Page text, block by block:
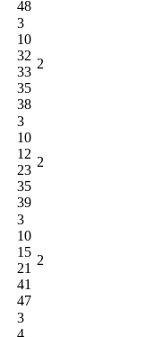
48
3
10
32
33
35
38
2
3
10
12
23
35
39
2
3
10
15
21
41
47
2
3
4